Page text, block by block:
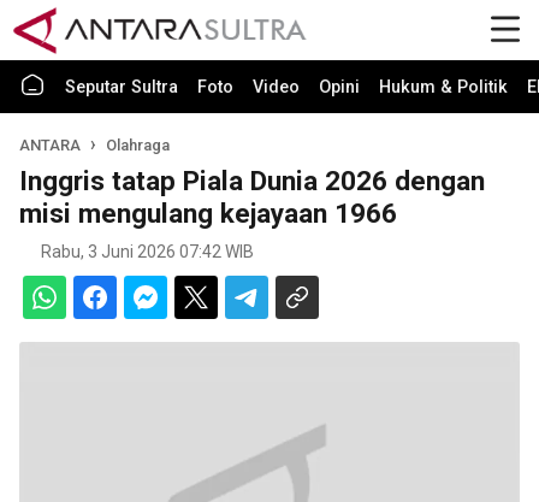
Seputar Sultra Foto Video Opini Hukum & Politik
ANTARA Olahraga
Inggris tatap Piala Dunia 2026 dengan
misi mengulang kejayaan 1966
Rabu, 3 Juni 2026 07:42 WIB